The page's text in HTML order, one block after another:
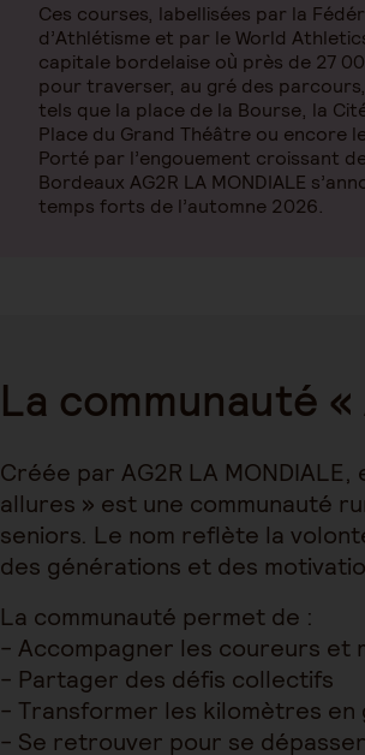
Ces courses, labellisées par la
d’Athlétisme et par le World
capitale bordelaise où près de 27
pour traverser, au gré des
tels que la place de la Bourse, la
Place du Grand Théâtre ou encore
Porté par l’engouement croissant
Bordeaux AG2R LA MONDIALE
temps forts de l’automne 2026.
La communauté
Créée par AG2R LA
allures » est une communauté
seniors. Le nom reflète la
des générations et des
La communauté permet de :
- Accompagner les coureurs et
- Partager des défis collectifs
- Transformer les kilomètres
- Se retrouver pour se